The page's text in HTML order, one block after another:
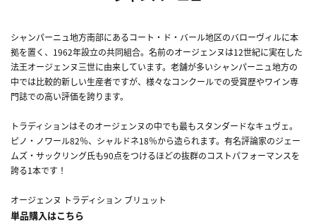
シャンパーニュ地方南部にあるコート・ド・バール地区のバローヴィルに本
拠を置く、1962年設立の共同組合。名前のオージェンヌは12世紀に実在した
法王オージェンヌ三世に由来しています。老舗が多いシャンパーニュ地方の
中では比較的新しい生産者ですが、様々なコンクールでの受賞歴やワイン専
門誌での高い評価を誇ります。
トラディションはそのオージェンヌの中でも最もスタンダードなキュヴェ。
ピノ・ノワール82％、シャルドネ18％から造られます。有名評論家のジェー
ムズ・サックリング氏も90点をつけるほどの抜群のコストパフォーマンスを
誇る1本です！
オージェンヌ トラディション ブリュット
単品購入はこちら